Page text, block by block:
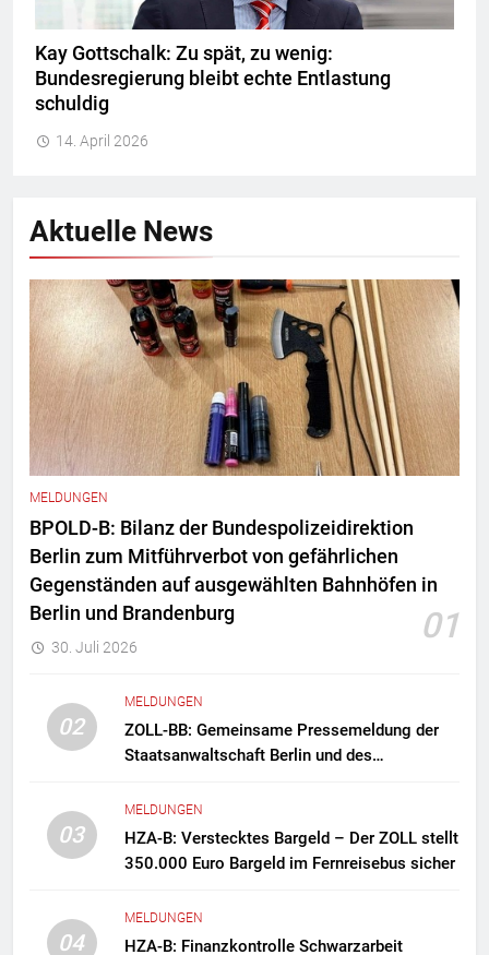
Kay Gottschalk: Zu spät, zu wenig:
Bundesregierung bleibt echte Entlastung
schuldig
14. April 2026
Aktuelle News
MELDUNGEN
BPOLD-B: Bilanz der Bundespolizeidirektion
Berlin zum Mitführverbot von gefährlichen
Gegenständen auf ausgewählten Bahnhöfen in
Berlin und Brandenburg
01
30. Juli 2026
02
MELDUNGEN
ZOLL-BB: Gemeinsame Pressemeldung der
Staatsanwaltschaft Berlin und des
Zollfahndung hebt mutmaßliches
Drogenlabor aus
03
MELDUNGEN
HZA-B: Verstecktes Bargeld – Der ZOLL stellt
350.000 Euro Bargeld im Fernreisebus sicher
04
MELDUNGEN
HZA-B: Finanzkontrolle Schwarzarbeit